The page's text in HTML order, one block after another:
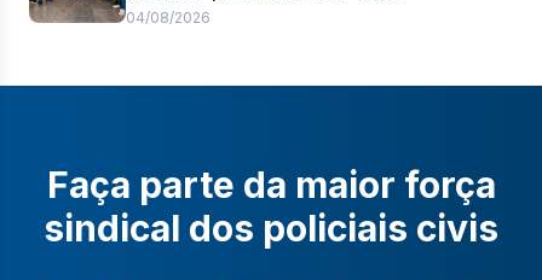
04/08/2026
Faça parte da maior força
sindical dos policiais civis